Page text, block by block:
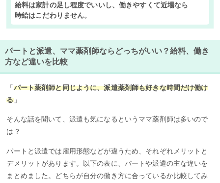
給料は家計の足し程度でいいし、働きやすくて近場なら
時給はこだわりません。
パートと派遣、ママ薬剤師ならどっちがいい？給料、働き
方など違いを比較
「 パート薬剤師と同じように、派遣薬剤師も好きな時間だけ働け
る」
そんな話を聞いて、派遣も気になるというママ薬剤師は多いので
は？
パートと派遣では雇用形態などが違うため、それぞれメリットと
デメリットがあります。以下の表に、パートや派遣の主な違いを
まとめました。どちらが自分の働き方に合っているか比較してみ